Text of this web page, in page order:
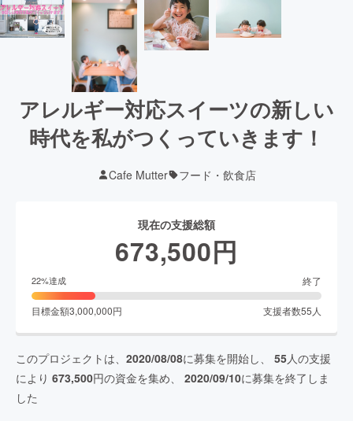
アレルギー対応スイーツの新しい
時代を私がつくっていきます！
Cafe Mutter フード・飲食店
現在の支援総額
673,500円
22%達成 終了
目標金額3,000,000円 支援者数55 人
このプロジェクトは、 2020/08/08に募集を開始し、 55人の支援
により 673,500円の資金を集め、 2020/09/10に募集を終了しま
した